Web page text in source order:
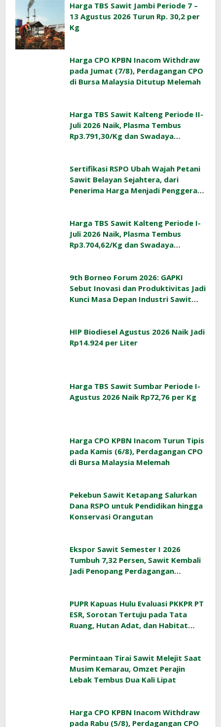
Harga TBS Sawit Jambi Periode 7 –
13 Agustus 2026 Turun Rp. 30,2 per
Kg
Harga CPO KPBN Inacom Withdraw
pada Jumat (7/8), Perdagangan CPO
di Bursa Malaysia Ditutup Melemah
Harga TBS Sawit Kalteng Periode II-
Juli 2026 Naik, Plasma Tembus
Rp3.791,30/Kg dan Swadaya
Sertifikasi RSPO Ubah Wajah Petani
Sawit Belayan Sejahtera, dari
Penerima Harga Menjadi Penggerak
Harga TBS Sawit Kalteng Periode I-
Juli 2026 Naik, Plasma Tembus
Rp3.704,62/Kg dan Swadaya
9th Borneo Forum 2026: GAPKI
Sebut Inovasi dan Produktivitas Jadi
Kunci Masa Depan Industri Sawit
HIP Biodiesel Agustus 2026 Naik Jadi
Rp14.924 per Liter
Harga TBS Sawit Sumbar Periode I-
Agustus 2026 Naik Rp72,76 per Kg
Harga CPO KPBN Inacom Turun Tipis
pada Kamis (6/8), Perdagangan CPO
di Bursa Malaysia Melemah
Pekebun Sawit Ketapang Salurkan
Dana RSPO untuk Pendidikan hingga
Konservasi Orangutan
Ekspor Sawit Semester I 2026
Tumbuh 7,32 Persen, Sawit Kembali
Jadi Penopang Perdagangan
PUPR Kapuas Hulu Evaluasi PKKPR PT
ESR, Sorotan Tertuju pada Tata
Ruang, Hutan Adat, dan Habitat
Permintaan Tirai Sawit Melejit Saat
Musim Kemarau, Omzet Perajin
Lebak Tembus Dua Kali Lipat
Harga CPO KPBN Inacom Withdraw
pada Rabu (5/8), Perdagangan CPO